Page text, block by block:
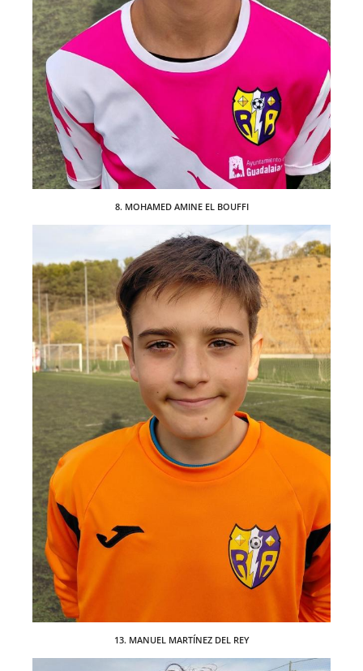
8. MOHAMED AMINE EL BOUFFI
13. MANUEL MARTÍNEZ DEL REY